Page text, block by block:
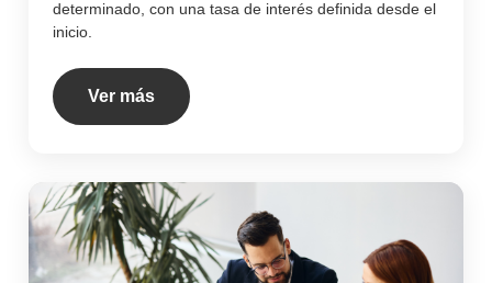
determinado, con una tasa de interés definida desde el
inicio.
Ver más